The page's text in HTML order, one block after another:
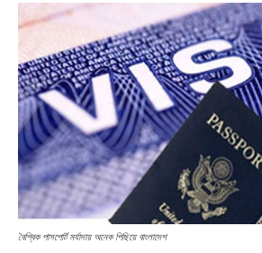
বৈশ্বিক পাসপোর্ট মর্যাদায় অনেক পিছিয়ে বাংলাদেশ